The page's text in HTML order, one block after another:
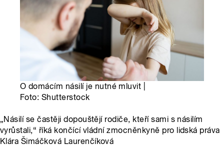
O domácím násilí je nutné mluvit |
Foto: Shutterstock
„Násilí se častěji dopouštějí rodiče, kteří sami s násilím
vyrůstali,“ říká končící vládní zmocněnkyně pro lidská práva
Klára Šimáčková Laurenčíková